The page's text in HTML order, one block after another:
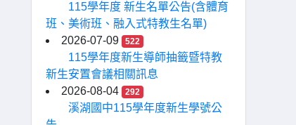
115學年度 新生名單公告(含體育
班、美術班、融入式特教生名單)
2026-07-09
522
115學年度新生導師抽籤暨特教
新生安置會議相關訊息
2026-08-04
292
溪湖國中115學年度新生學號公